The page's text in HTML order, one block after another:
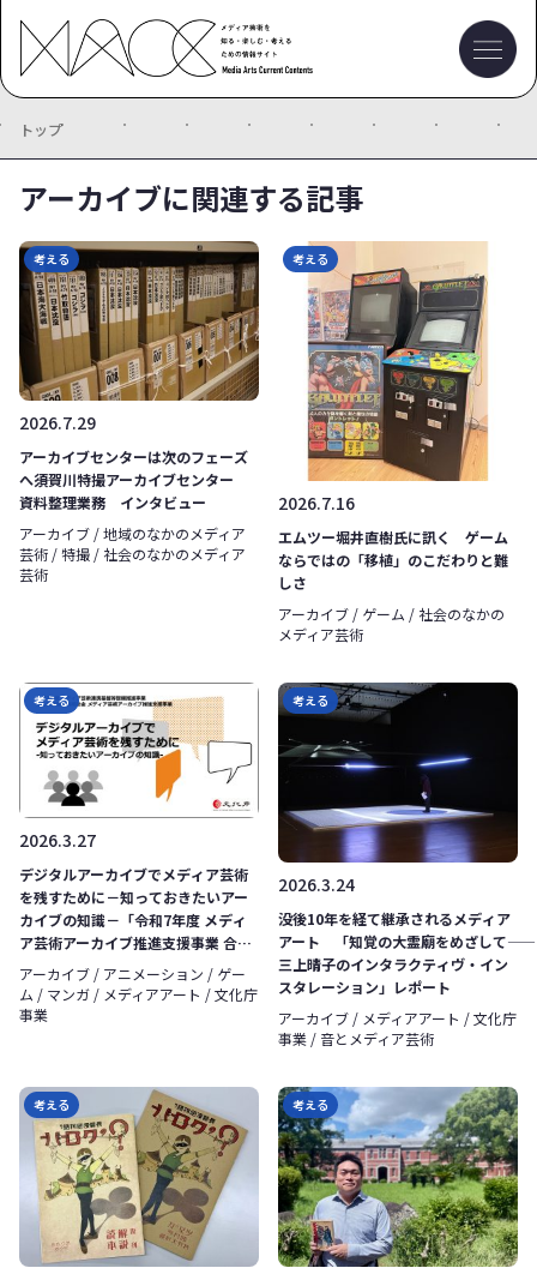
トップ
アーカイブに関連する記事
考える
2026.7.29
アーカイブセンターは次のフェーズ
へ――須賀川特撮アーカイブセンター
資料整理業務 インタビュー
アーカイブ / 地域のなかのメディア
芸術 / 特撮 / 社会のなかのメディア
芸術
考える
2026.7.16
エムツー堀井直樹氏に訊く ゲーム
ならではの「移植」のこだわりと難
しさ
アーカイブ / ゲーム / 社会のなかの
メディア芸術
考える
2026.3.27
デジタルアーカイブでメディア芸術
を残すために－知っておきたいアー
カイブの知識－「令和7年度 メディ
ア芸術アーカイブ推進支援事業 合同
情報交換会」
アーカイブ / アニメーション / ゲー
ム / マンガ / メディアアート / 文化庁
事業
考える
2026.3.24
没後10年を経て継承されるメディア
アート 「知覚の大霊廟をめざして――
三上晴子のインタラクティヴ・イン
スタレーション」レポート
アーカイブ / メディアアート / 文化庁
事業 / 音とメディア芸術
考える 考える